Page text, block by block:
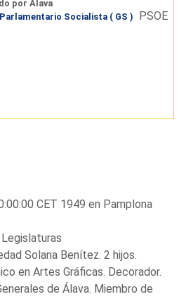
por Álava
Socialista ( GS )
PSOE
CET 1949 en Pamplona
Solana Benítez. 2 hijos.
en Artes Gráficas. Decorador.
de Álava. Miembro de